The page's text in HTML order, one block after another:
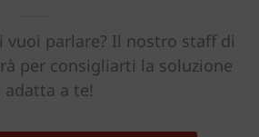
parlare? Il nostro staff di
per consigliarti la soluzione
adatta a te!